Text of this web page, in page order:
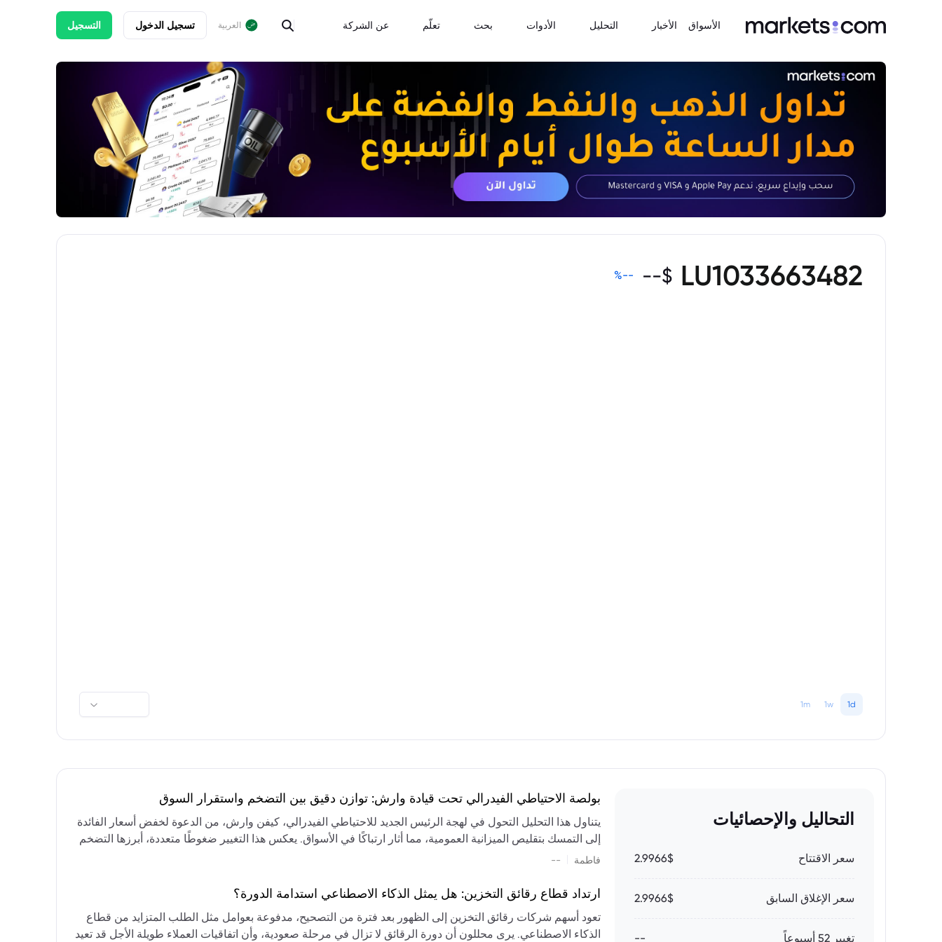
الأسواق الأخبار التحليل الأدوات بحث تعلّم عن الشركة العربية تسجيل الدخول التسجيل
LU1033663482
$
--
--
%
1d
1w
1m
التحاليل والإحصائيات
سعر الاقتتاح 2.9966$
سعر الإغلاق السابق 2.9966$
تغيير 52 أسبوعاً --
بولصة الاحتياطي الفيدرالي تحت قيادة وارش: توازن دقيق بين التضخم واستقرار السوق
يتناول هذا التحليل التحول في لهجة الرئيس الجديد للاحتياطي الفيدرالي، كيفن وارش، من الدعوة لخفض أسعار الفائدة
إلى التمسك بتقليص الميزانية العمومية، مما أثار ارتباكًا في الأسواق. يعكس هذا التغيير ضغوطًا متعددة، أبرزها التضخم
المستمر، والعجز المالي الكبير، والتوترات الجيوسياسية في الشرق الأوسط، التي تقيد خيارات خفض الفائدة أو خفض
وتجنب التدابير الاستفزازية التي قد تزعزع استقرار السوق.
فاطمة --
ارتداد قطاع رقائق التخزين: هل يمثل الذكاء الاصطناعي استدامة الدورة؟
تعود أسهم شركات رقائق التخزين إلى الظهور بعد فترة من التصحيح، مدفوعة بعوامل مثل الطلب المتزايد من قطاع
الذكاء الاصطناعي. يرى محللون أن دورة الرقائق لا تزال في مرحلة صعودية، وأن اتفاقيات العملاء طويلة الأجل قد تعيد